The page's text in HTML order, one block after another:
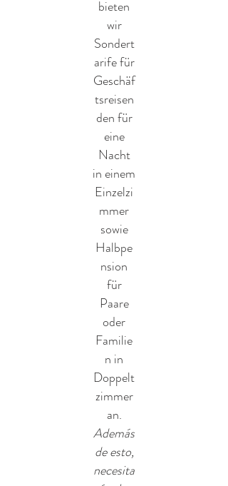
bieten
wir
Sondert
arife für
Geschäf
tsreisen
den für
eine
Nacht
in einem
Einzelzi
mmer
sowie
Halbpe
nsion
für
Paare
oder
Familie
n in
Doppelt
zimmer
an.
Además
de esto,
necesita